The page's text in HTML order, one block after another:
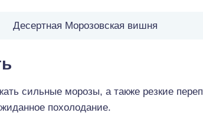
Десертная Морозовская вишня
сильные морозы, а также резкие
похолодание.